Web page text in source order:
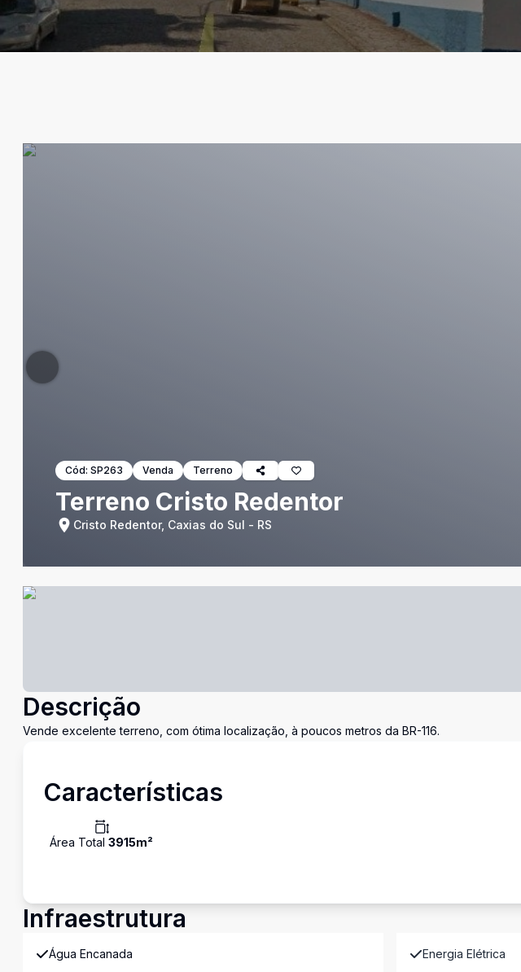
Cód: SP263 Venda Terreno
Terreno Cristo Redentor
Cristo Redentor, Caxias do Sul - RS
Descrição
Vende excelente terreno, com ótima localização, à poucos metros da BR-116.
Características
Área Total 3915m²
Infraestrutura
Água Encanada Energia Elétrica